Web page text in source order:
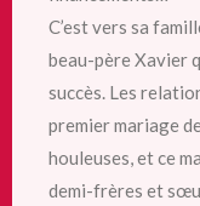
C’est vers sa
beau-père Xavier
succès. Les
premier mariage
houleuses, et ce
demi-frères et